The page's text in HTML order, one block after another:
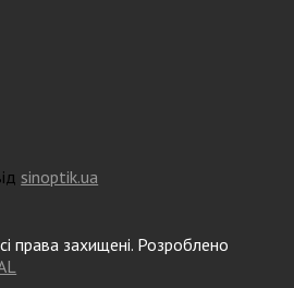
sinoptik.ua
права захищені. Розроблено